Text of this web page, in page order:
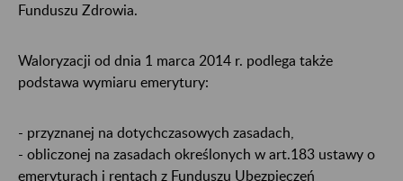
Funduszu Zdrowia.
Waloryzacji od dnia 1 marca 2014 r. podlega także
podstawa wymiaru emerytury:
- przyznanej na dotychczasowych zasadach,
- obliczonej na zasadach określonych w art.183 ustawy o
emeryturach i rentach z Funduszu Ubezpieczeń